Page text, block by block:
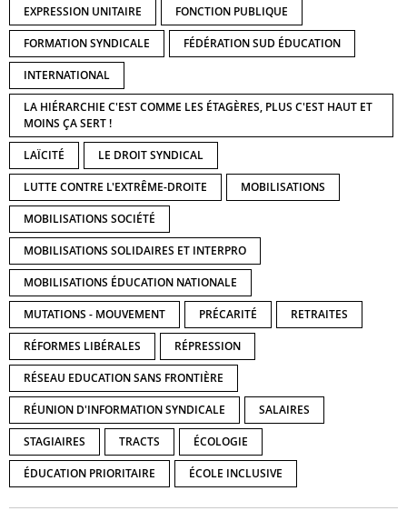
EXPRESSION UNITAIRE FONCTION PUBLIQUE
FORMATION SYNDICALE FÉDÉRATION SUD ÉDUCATION
INTERNATIONAL
LA HIÉRARCHIE C'EST COMME LES ÉTAGÈRES, PLUS C'EST HAUT ET
MOINS ÇA SERT !
LAÏCITÉ LE DROIT SYNDICAL
LUTTE CONTRE L'EXTRÊME-DROITE MOBILISATIONS
MOBILISATIONS SOCIÉTÉ
MOBILISATIONS SOLIDAIRES ET INTERPRO
MOBILISATIONS ÉDUCATION NATIONALE
MUTATIONS - MOUVEMENT PRÉCARITÉ RETRAITES
RÉFORMES LIBÉRALES RÉPRESSION
RÉSEAU EDUCATION SANS FRONTIÈRE
RÉUNION D'INFORMATION SYNDICALE SALAIRES
STAGIAIRES TRACTS ÉCOLOGIE
ÉDUCATION PRIORITAIRE ÉCOLE INCLUSIVE